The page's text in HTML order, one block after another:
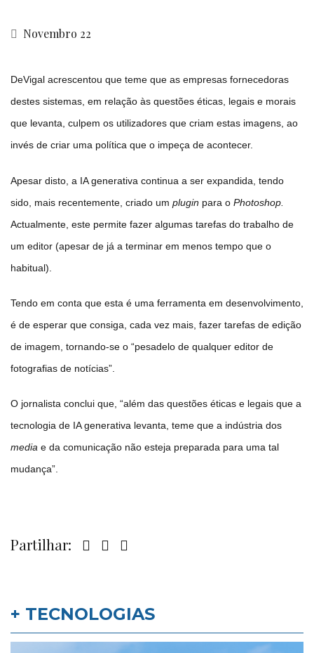
Novembro 22
DeVigal acrescentou que teme que as empresas fornecedoras
destes sistemas, em relação às questões éticas, legais e morais
que levanta, culpem os utilizadores que criam estas imagens, ao
invés de criar uma política que o impeça de acontecer.
Apesar disto, a IA generativa continua a ser expandida, tendo
sido, mais recentemente, criado um plugin para o Photoshop.
Actualmente, este permite fazer algumas tarefas do trabalho de
um editor (apesar de já a terminar em menos tempo que o
habitual).
Tendo em conta que esta é uma ferramenta em desenvolvimento,
é de esperar que consiga, cada vez mais, fazer tarefas de edição
de imagem, tornando-se o “pesadelo de qualquer editor de
fotografias de notícias”.
O jornalista conclui que, “além das questões éticas e legais que a
tecnologia de IA generativa levanta, teme que a indústria dos
media e da comunicação não esteja preparada para uma tal
mudança”.
Partilhar:
+ TECNOLOGIAS